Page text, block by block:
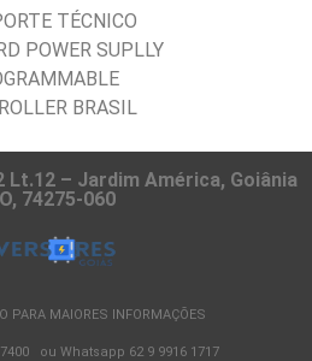
Lt.12 – Jardim América, Goiânia
74275-060
PARA MAIORES INFORMAÇÕES
ou Whatsapp 62 9 9916 1717